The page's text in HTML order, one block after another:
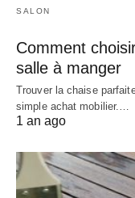
SALON
Comment
salle à manger
Trouver la chaise
simple achat mobilier.…
1 an ago